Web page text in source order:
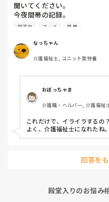
聞いてください。
今夜間帯の記録。
19：45からコール頻回。オ
るオムツ外し。23:30オムツ
り。ズボンは履いている。リ
ョビショ。リネン、パジャ
と、排尿し、オムツ当て直し
もううんざり。明日は残業頼
しい。これ打ってたら、イラ
とうございました😊
尿汚染 コール 残業
なっちゃん
介護福祉士, ユニット型特養
おぼっちゃま
介護職・ヘルパー, 介護福祉
これだけで、イライラするの？
よく、介護福祉士になれたね。
回答を
殿堂入りのお悩み